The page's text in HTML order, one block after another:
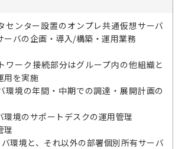
センター設置のオンプレ共通仮想サーバ
ーバの企画・導入/構築・運用業務
ワーク接続部分はグループ内の他組織と
用を実施
環境の年間・中期での調達・展開計画の
環境のサポートデスクの運用管理
理
環境と、それ以外の部署個別所有サーバ